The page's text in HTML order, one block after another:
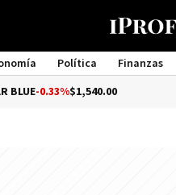
Política Finanzas
$1,540.00 DÓLAR